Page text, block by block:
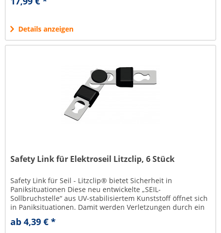
Details anzeigen
Safety Link für Elektroseil Litzclip, 6 Stück
Safety Link für Seil - Litzclip® bietet Sicherheit in
Paniksituationen Diese neu entwickelte „SEIL-
Sollbruchstelle“ aus UV-stabilisiertem Kunststoff öffnet sich
in Paniksituationen. Damit werden Verletzungen durch ein
ab 4,39 € *